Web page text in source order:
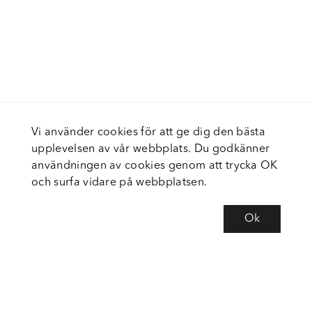
Vi använder cookies för att ge dig den bästa
upplevelsen av vår webbplats. Du godkänner
användningen av cookies genom att trycka OK
och surfa vidare på webbplatsen.
Ok